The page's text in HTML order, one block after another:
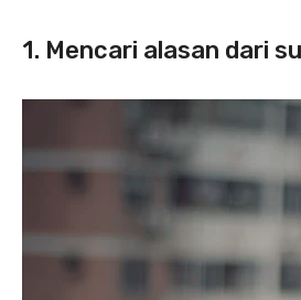
1. Mencari alasan dari